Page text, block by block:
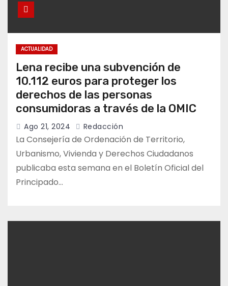
ACTUALIDAD
Lena recibe una subvención de
10.112 euros para proteger los
derechos de las personas
consumidoras a través de la OMIC
Ago 21, 2024 Redacción
La Consejería de Ordenación de Territorio,
Urbanismo, Vivienda y Derechos Ciudadanos
publicaba esta semana en el Boletín Oficial del
Principado…